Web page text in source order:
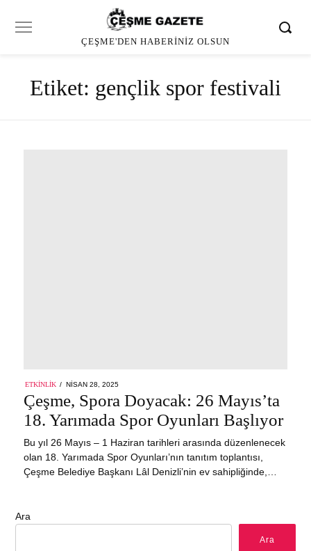
ÇEŞME'DEN HABERINIZ OLSUN
Etiket: gençlik spor festivali
ETKINLIK
POSTED
NISAN 28, 2025
28,
2025
Çeşme, Spora Doyacak: 26 Mayıs’ta
18. Yarımada Spor Oyunları Başlıyor
Bu yıl 26 Mayıs – 1 Haziran tarihleri arasında düzenlenecek
olan 18. Yarımada Spor Oyunları’nın tanıtım toplantısı,
Çeşme Belediye Başkanı Lâl Denizli’nin ev sahipliğinde,…
Ara
Ara